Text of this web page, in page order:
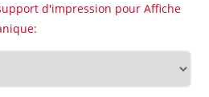
d'impression pour Affiche